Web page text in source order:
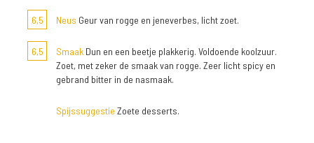
6,5 Neus Geur van rogge en jeneverbes, licht zoet.
6,5 Smaak Dun en een beetje plakkerig. Voldoende koolzuur.
Zoet, met zeker de smaak van rogge. Zeer licht spicy en
gebrand bitter in de nasmaak.
Spijssuggestie Zoete desserts.